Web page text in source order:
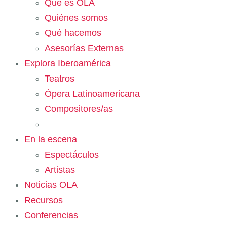
Qué es OLA
Quiénes somos
Qué hacemos
Asesorías Externas
Explora Iberoamérica
Teatros
Ópera Latinoamericana
Compositores/as
En la escena
Espectáculos
Artistas
Noticias OLA
Recursos
Conferencias